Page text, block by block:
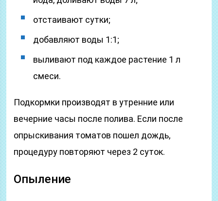
отстаивают сутки;
добавляют воды 1:1;
выливают под каждое растение 1 л
смеси.
Подкормки производят в утренние или
вечерние часы после полива. Если после
опрыскивания томатов пошел дождь,
процедуру повторяют через 2 суток.
Опыление